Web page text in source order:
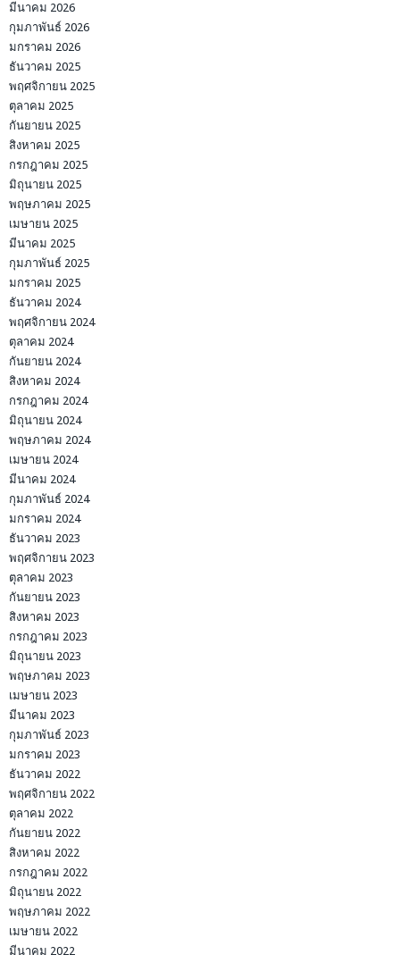
มีนาคม 2026
กุมภาพันธ์ 2026
มกราคม 2026
ธันวาคม 2025
พฤศจิกายน 2025
ตุลาคม 2025
กันยายน 2025
สิงหาคม 2025
กรกฎาคม 2025
มิถุนายน 2025
พฤษภาคม 2025
เมษายน 2025
มีนาคม 2025
กุมภาพันธ์ 2025
มกราคม 2025
ธันวาคม 2024
พฤศจิกายน 2024
ตุลาคม 2024
กันยายน 2024
สิงหาคม 2024
กรกฎาคม 2024
มิถุนายน 2024
พฤษภาคม 2024
เมษายน 2024
มีนาคม 2024
กุมภาพันธ์ 2024
มกราคม 2024
ธันวาคม 2023
พฤศจิกายน 2023
ตุลาคม 2023
กันยายน 2023
สิงหาคม 2023
กรกฎาคม 2023
มิถุนายน 2023
พฤษภาคม 2023
เมษายน 2023
มีนาคม 2023
กุมภาพันธ์ 2023
มกราคม 2023
ธันวาคม 2022
พฤศจิกายน 2022
ตุลาคม 2022
กันยายน 2022
สิงหาคม 2022
กรกฎาคม 2022
มิถุนายน 2022
พฤษภาคม 2022
เมษายน 2022
มีนาคม 2022